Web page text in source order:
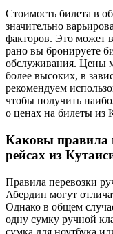
Стоимость билета в
значительно
факторов. Это может
рано вы бронируете
обслуживания. Цены
более высоких, в
рекомендуем
чтобы получить
о ценах на билеты из
Каковы правила
рейсах из
Правила перевозки
Абердин могут
Однако в общем
одну сумку ручной
сумка для ноутбука